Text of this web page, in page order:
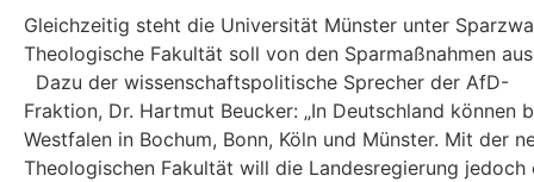
Gleichzeitig steht die Universität Münster unter
Theologische Fakultät soll von den Sparmaßnahmen
Dazu der wissenschaftspolitische Sprecher der AfD-
Fraktion, Dr. Hartmut Beucker: „In Deutschland
Westfalen in Bochum, Bonn, Köln und Münster. Mit der
Theologischen Fakultät will die Landesregierung